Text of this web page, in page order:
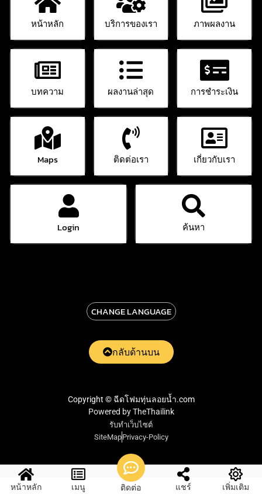
หน้าหลัก บริการของเรา ภาพผลงาน
บทความ ผลงานล่าสุด การชำระเงิน
Maps ติดต่อเรา เกี่ยวกับเรา
Login ค้นหา
Copyright © ฉีดโฟมทุ่นลอยน้ำ.com
Powered by TheThailink
รับทำเว็บไซต์
SiteMapPrivacy-Policy
CHANGE LANGUAGE
กลับด้านบน
หน้าหลัก เมนู ติดต่อ แชร์ เพิ่มเติม